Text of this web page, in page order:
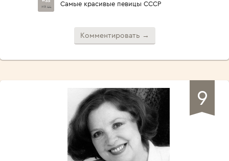
из 44 Самые красивые певицы СССР
Комментировать →
9